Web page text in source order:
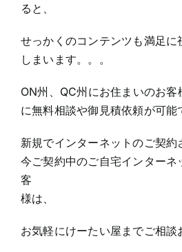
ると、
せっかくのコンテンツも満足に
しまいます。。。
ON州、QC州にお住まいのお
に無料相談や御見積依頼が可能
新規でインターネットのご契約
今ご契約中のご自宅インターネ
客
様は、
お気軽にけーたい屋までご相談